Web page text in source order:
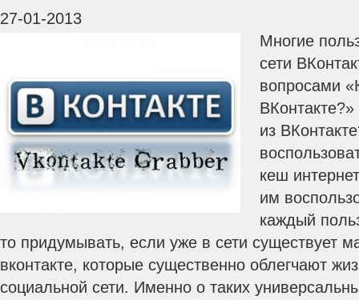
27-01-2013
Многие
сети
вопросами
из
кеш
им
каждый
то придумывать, если уже в сети существует
вконтакте, которые существенно облегчают
социальной сети. Именно о таких